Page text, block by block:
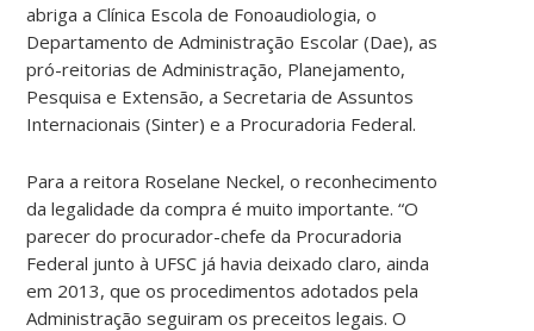
abriga a Clínica Escola de Fonoaudiologia, o
Departamento de Administração Escolar (Dae), as
pró-reitorias de Administração, Planejamento,
Pesquisa e Extensão, a Secretaria de Assuntos
Internacionais (Sinter) e a Procuradoria Federal.
Para a reitora Roselane Neckel, o reconhecimento
da legalidade da compra é muito importante. “O
parecer do procurador-chefe da Procuradoria
Federal junto à UFSC já havia deixado claro, ainda
em 2013, que os procedimentos adotados pela
Administração seguiram os preceitos legais. O